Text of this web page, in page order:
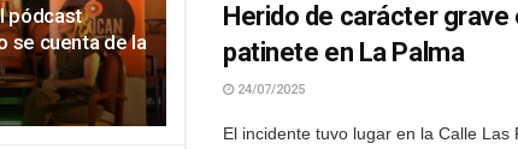
pódcast
se cuenta de la
Herido de carácter grave
patinete en La Palma
24/07/2025
El incidente tuvo lugar en la Calle